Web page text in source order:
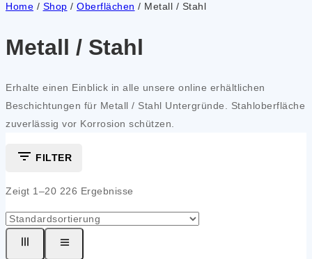
Home / Shop / Oberflächen / Metall / Stahl
Metall / Stahl
Erhal­te einen Ein­blick in alle unse­re online erhält­li­chen
Beschich­tun­gen für Metall / Stahl Unter­grün­de. Stahl­ober­flä­che
zuver­läs­sig vor Kor­ro­si­on schüt­zen.
FILTER
Zeigt 1–20 226 Ergebnisse